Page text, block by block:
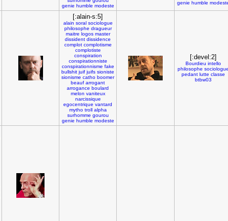
genie humble modeste
genie humble
[:alain-s:5]
alain soral sociologue
philosophe dragueur
maitre logos master
dissident dissidence
complot complotisme
complotiste
conspiration
conspirationniste
conspirationnisme fake
bullshit juif juifs sioniste
sionisme catho boomer
beauf arrogant
arrogance boulard
melon vaniteux
narcissique
egocentrique vantard
mytho troll alpha
surhomme gourou
genie humble modeste
[:devel:2]
Bourdieu intello
philosophe
pedant lutte classe
btbw03